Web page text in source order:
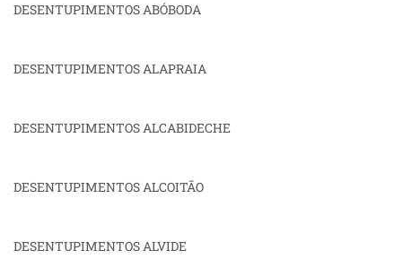
DESENTUPIMENTOS ABÓBODA
DESENTUPIMENTOS ALAPRAIA
DESENTUPIMENTOS ALCABIDECHE
DESENTUPIMENTOS ALCOITÃO
DESENTUPIMENTOS ALVIDE